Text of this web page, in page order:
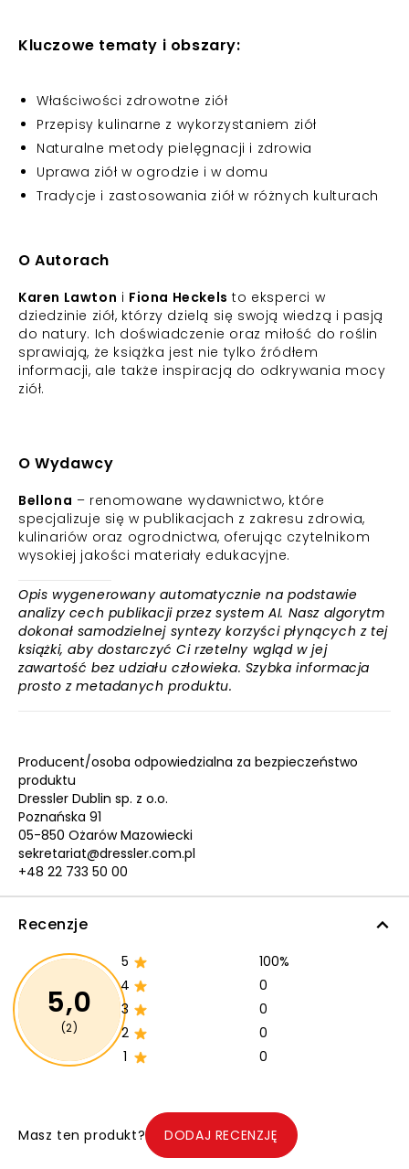
Kluczowe tematy i obszary:
Właściwości zdrowotne ziół
Przepisy kulinarne z wykorzystaniem ziół
Naturalne metody pielęgnacji i zdrowia
Uprawa ziół w ogrodzie i w domu
Tradycje i zastosowania ziół w różnych kulturach
O Autorach
Karen Lawton i Fiona Heckels to eksperci w
dziedzinie ziół, którzy dzielą się swoją wiedzą i pasją
do natury. Ich doświadczenie oraz miłość do roślin
sprawiają, że książka jest nie tylko źródłem
informacji, ale także inspiracją do odkrywania mocy
ziół.
O Wydawcy
Bellona – renomowane wydawnictwo, które
specjalizuje się w publikacjach z zakresu zdrowia,
kulinariów oraz ogrodnictwa, oferując czytelnikom
wysokiej jakości materiały edukacyjne.
Opis wygenerowany automatycznie na podstawie
analizy cech publikacji przez system AI. Nasz algorytm
dokonał samodzielnej syntezy korzyści płynących z tej
książki, aby dostarczyć Ci rzetelny wgląd w jej
zawartość bez udziału człowieka. Szybka informacja
prosto z metadanych produktu.
Producent/osoba odpowiedzialna za bezpieczeństwo
produktu
Dressler Dublin sp. z o.o.
Poznańska 91
05-850 Ożarów Mazowiecki
sekretariat@dressler.com.pl
+48 22 733 50 00
Recenzje
5,0
(2)
5
100%
4
0
3
0
2
0
1
0
Masz ten produkt? DODAJ RECENZJĘ